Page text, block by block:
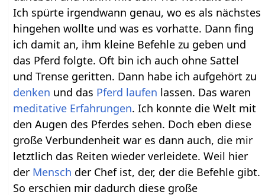
Ich spürte irgendwann genau, wo es als nächstes
hingehen wollte und was es vorhatte. Dann fing
ich damit an, ihm kleine Befehle zu geben und
das Pferd folgte. Oft bin ich auch ohne Sattel
und Trense geritten. Dann habe ich aufgehört zu
denken und das Pferd laufen lassen. Das waren
meditative Erfahrungen. Ich konnte die Welt mit
den Augen des Pferdes sehen. Doch eben diese
große Verbundenheit war es dann auch, die mir
letztlich das Reiten wieder verleidete. Weil hier
der Mensch der Chef ist, der, der die Befehle gibt.
So erschien mir dadurch diese große